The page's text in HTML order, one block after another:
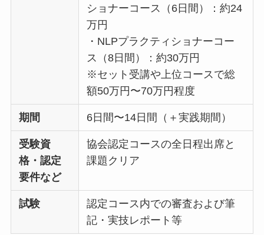
ショナーコース（6日間）：約24
万円
・NLPプラクティショナーコー
ス（8日間）：約30万円
※セット受講や上位コースで総
額50万円〜70万円程度
期間 6日間〜14日間（＋実践期間）
受験資
格・認定
要件など
協会認定コースの全日程出席と
課題クリア
試験
認定コース内での審査および筆
記・実技レポート等